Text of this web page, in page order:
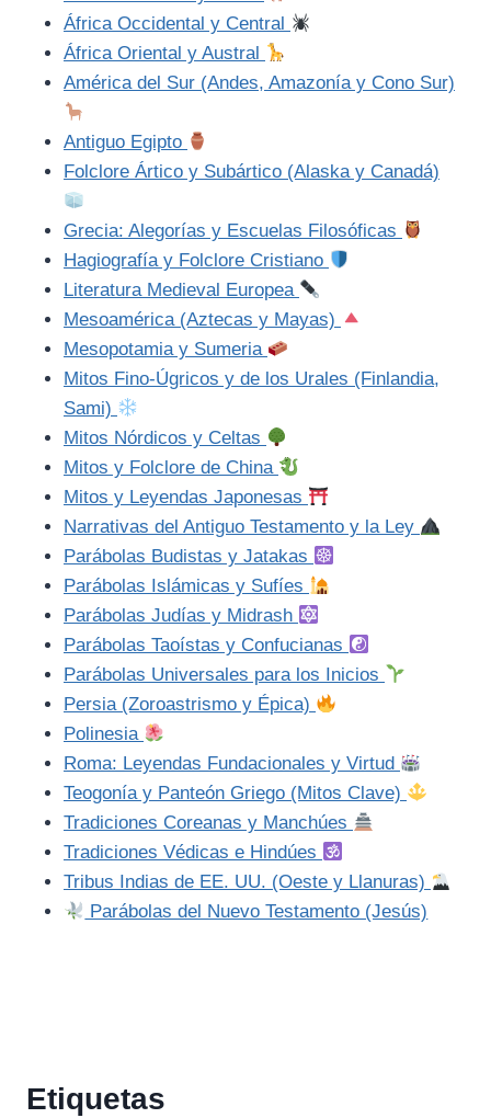
África Occidental y Central
África Oriental y Austral
América del Sur (Andes, Amazonía y Cono Sur)
Antiguo Egipto
Folclore Ártico y Subártico (Alaska y Canadá)
Grecia: Alegorías y Escuelas Filosóficas
Hagiografía y Folclore Cristiano
Literatura Medieval Europea
Mesoamérica (Aztecas y Mayas)
Mesopotamia y Sumeria
Mitos Fino-Úgricos y de los Urales (Finlandia,
Sami)
Mitos Nórdicos y Celtas
Mitos y Folclore de China
Mitos y Leyendas Japonesas
Narrativas del Antiguo Testamento y la Ley
Parábolas Budistas y Jatakas
Parábolas Islámicas y Sufíes
Parábolas Judías y Midrash
Parábolas Taoístas y Confucianas
Parábolas Universales para los Inicios
Persia (Zoroastrismo y Épica)
Polinesia
Roma: Leyendas Fundacionales y Virtud
Teogonía y Panteón Griego (Mitos Clave)
Tradiciones Coreanas y Manchúes
Tradiciones Védicas e Hindúes
Tribus Indias de EE. UU. (Oeste y Llanuras)
Parábolas del Nuevo Testamento (Jesús)
Etiquetas